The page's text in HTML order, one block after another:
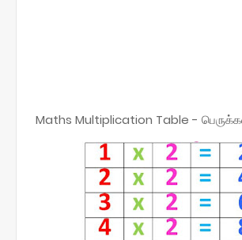
Maths Multiplication Table -